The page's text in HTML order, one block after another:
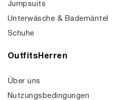
Jumpsuits
Unterwäsche & Bademäntel
Schuhe
OutfitsHerren
Über uns
Nutzungsbedingungen